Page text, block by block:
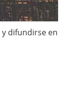
y difundirse en